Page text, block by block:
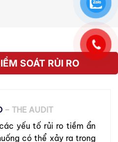
SOÁT RỦI RO
– THE AUDIT
yếu tố rủi ro tiềm ẩn
có thể xảy ra trong